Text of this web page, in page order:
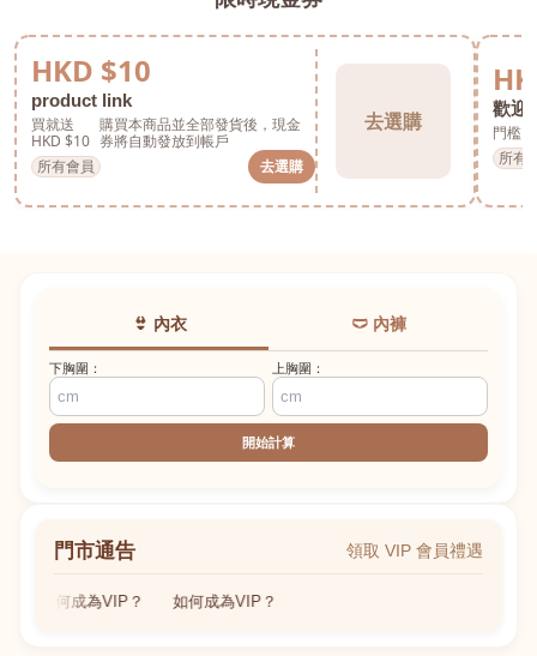
HKD $10
product link
買就送
HKD $10
購買本商品並全部發貨後，現金
券將自動發放到帳戶
所有會員
去選購
去選購
歡迎
門檻
所有
👙 內衣 🩲 內褲
下胸圍： 上胸圍：
開始計算
門市通告 領取 VIP 會員禮遇
如何成為VIP？ 如何成為VIP？